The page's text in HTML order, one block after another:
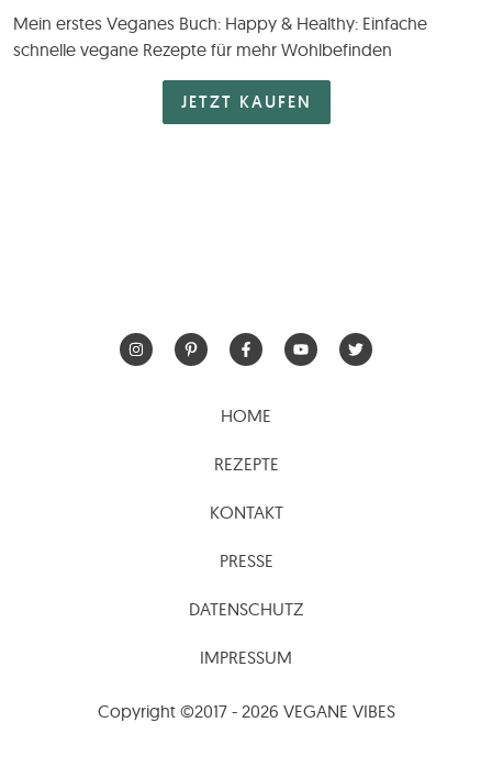
Mein erstes Veganes Buch: Happy & Healthy: Einfache
schnelle vegane Rezepte für mehr Wohlbefinden
JETZT KAUFEN
HOME
REZEPTE
KONTAKT
PRESSE
DATENSCHUTZ
IMPRESSUM
Copyright ©2017 - 2026 VEGANE VIBES